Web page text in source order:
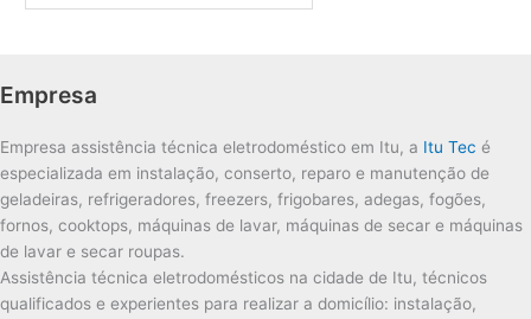
Empresa
Empresa assistência técnica eletrodoméstico em Itu, a Itu Tec é
especializada em instalação, conserto, reparo e manutenção de
geladeiras, refrigeradores, freezers, frigobares, adegas, fogões,
fornos, cooktops, máquinas de lavar, máquinas de secar e máquinas
de lavar e secar roupas.
Assistência técnica eletrodomésticos na cidade de Itu, técnicos
qualificados e experientes para realizar a domicílio: instalação,